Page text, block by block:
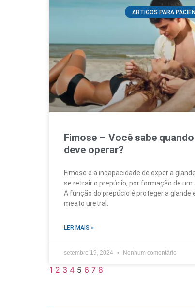
ARTIGOS PARA
Fimose – Você sabe quando
deve operar?
Fimose é a incapacidade de expor a
se retrair o prepúcio, por formação de um
A função do prepúcio é proteger a glande
meato uretral.
LER MAIS »
setembro 19, 2024 Nenhum comentário
1 2 3 4 5 6 7 8